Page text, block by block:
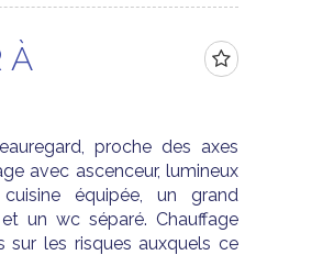
À
proche des axes
avec ascenceur, lumineux
équipée, un grand
un wc séparé. Chauffage
les risques auxquels ce